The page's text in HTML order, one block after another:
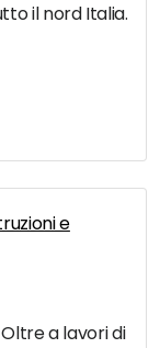
il nord Italia.
e
Oltre a lavori di